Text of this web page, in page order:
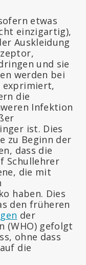
etwas
einzigartig),
Auskleidung
und sie
werden bei
exprimiert,
die
Infektion
ist. Dies
zu Beginn der
dass die
Schullehrer
die mit
haben. Dies
den früheren
der
(WHO) gefolgt
ohne dass
auf die